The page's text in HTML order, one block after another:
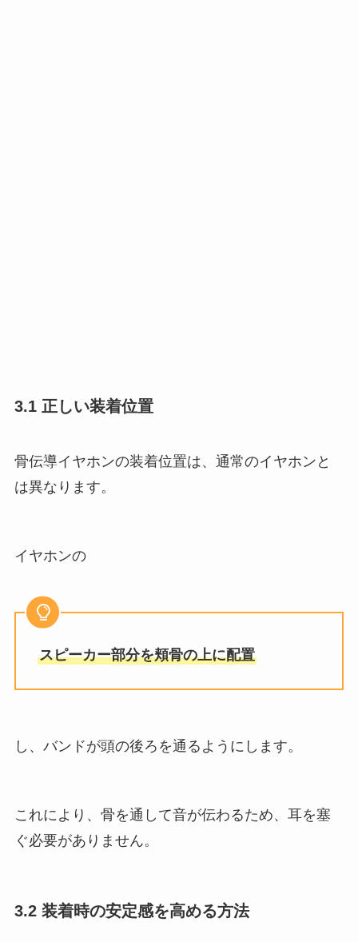
3.1 正しい装着位置
骨伝導イヤホンの装着位置は、通常のイヤホンと
は異なります。
イヤホンの
スピーカー部分を頬骨の上に配置
し、バンドが頭の後ろを通るようにします。
これにより、骨を通して音が伝わるため、耳を塞
ぐ必要がありません​。
3.2 装着時の安定感を高める方法